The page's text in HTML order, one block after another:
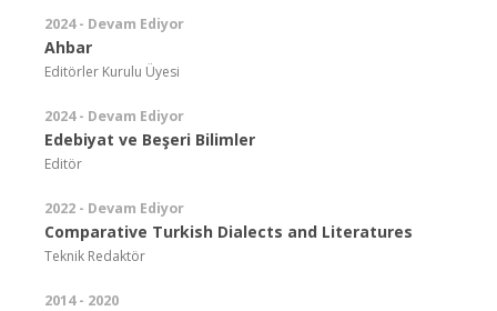
2024 - Devam Ediyor
Ahbar
Editörler Kurulu Üyesi
2024 - Devam Ediyor
Edebiyat ve Beşeri Bilimler
Editör
2022 - Devam Ediyor
Comparative Turkish Dialects and Literatures
Teknik Redaktör
2014 - 2020